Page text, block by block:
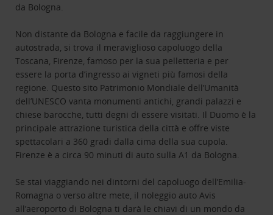
da Bologna.
Non distante da Bologna e facile da raggiungere in
autostrada, si trova il meraviglioso capoluogo della
Toscana, Firenze, famoso per la sua pelletteria e per
essere la porta d’ingresso ai vigneti più famosi della
regione. Questo sito Patrimonio Mondiale dell’Umanità
dell’UNESCO vanta monumenti antichi, grandi palazzi e
chiese barocche, tutti degni di essere visitati. Il Duomo è la
principale attrazione turistica della città e offre viste
spettacolari a 360 gradi dalla cima della sua cupola.
Firenze è a circa 90 minuti di auto sulla A1 da Bologna.
Se stai viaggiando nei dintorni del capoluogo dell’Emilia-
Romagna o verso altre mete, il noleggio auto Avis
all’aeroporto di Bologna ti darà le chiavi di un mondo da